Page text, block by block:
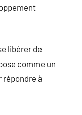
libérer de
comme un
à